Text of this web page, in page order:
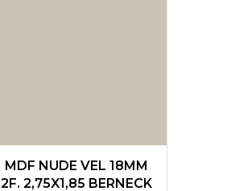
MDF NUDE VEL 18MM
2F. 2,75X1,85 BERNECK